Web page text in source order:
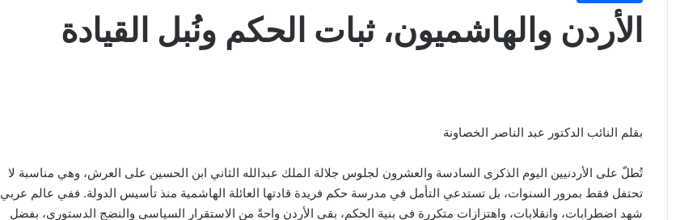
الأردن والهاشميون، ثبات الحكم ونُبل القيادة
بقلم النائب الدكتور عبد الناصر الخصاونة
تُطلّ على الأردنيين اليوم الذكرى السادسة والعشرون لجلوس جلالة الملك عبدالله الثاني ابن الحسين على العرش، وهي مناسبة لا
تحتفل فقط بمرور السنوات، بل تستدعي التأمل في مدرسة حكم فريدة قادتها العائلة الهاشمية منذ تأسيس الدولة. ففي عالم عربي
شهد اضطرابات، وانقلابات، واهتزازات متكررة في بنية الحكم، بقي الأردن واحةً من الاستقرار السياسي والنضج الدستوري، بفضل